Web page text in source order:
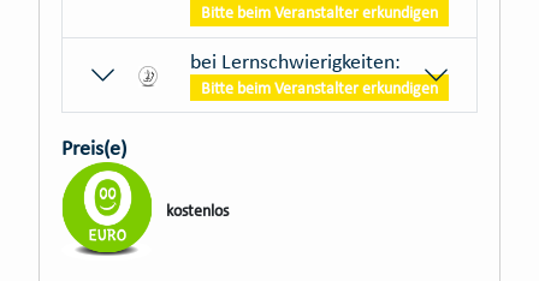
Bitte beim Veranstalter erkundigen
bei Lernschwierigkeiten:
Bitte beim Veranstalter erkundigen
Preis(e)
kostenlos